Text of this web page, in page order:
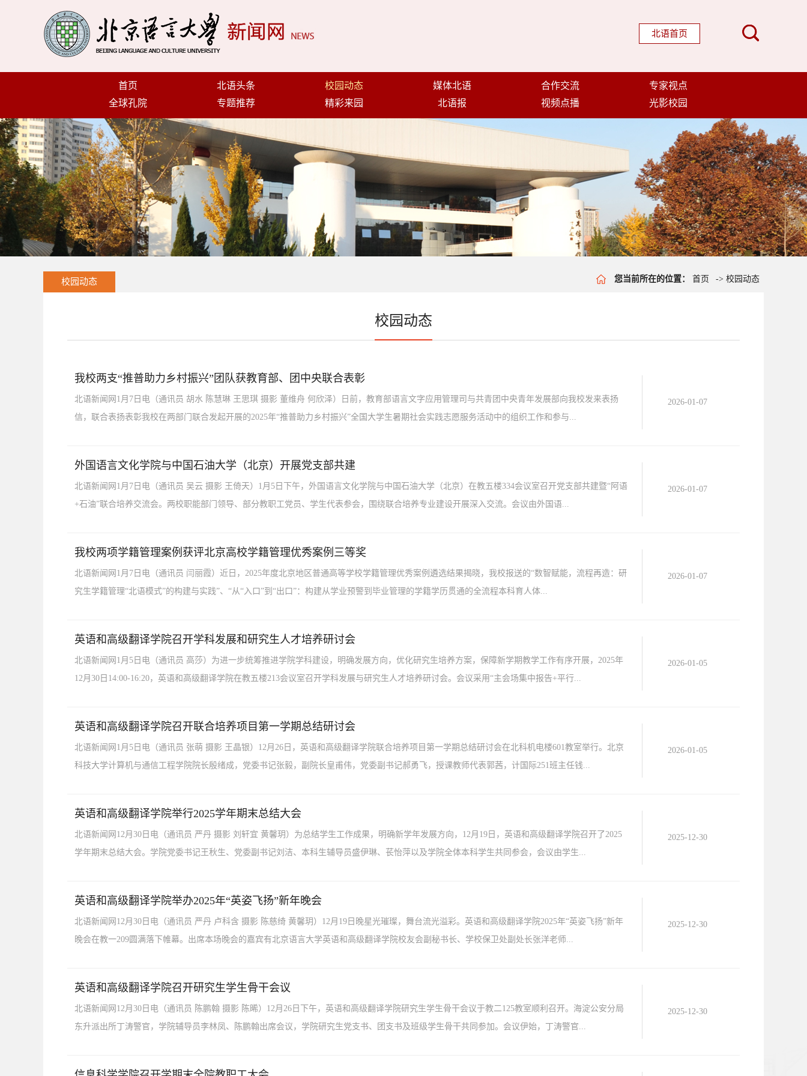
北语首页
首页 北语头条 校园动态 媒体北语 合作交流
专家视点
全球孔院
专题推荐 精彩来园 北语报 视频点播 光影校园
校园动态 您当前所在的位置： 首页 -> 校园动态
校园动态
我校两支“推普助力乡村振兴”团队获教育部、团中央联合表彰
北语新闻网1月7日电（通讯员 胡水 陈慧琳 王思琪 摄影 董维舟 何欣泽）日前，教育部语言文字应用管理司与共青团中央青年发展部向我校发来表扬
信，联合表扬表彰我校在两部门联合发起开展的2025年“推普助力乡村振兴”全国大学生暑期社会实践志愿服务活动中的组织工作和参与...
2026-01-07
外国语言文化学院与中国石油大学（北京）开展党支部共建
北语新闻网1月7日电（通讯员 吴云 摄影 王倚天）1月5日下午，外国语言文化学院与中国石油大学（北京）在教五楼334会议室召开党支部共建暨“阿语
+石油”联合培养交流会。两校职能部门领导、部分教职工党员、学生代表参会，围绕联合培养专业建设开展深入交流。会议由外国语...
2026-01-07
我校两项学籍管理案例获评北京高校学籍管理优秀案例三等奖
北语新闻网1月7日电（通讯员 闫丽霞）近日，2025年度北京地区普通高等学校学籍管理优秀案例遴选结果揭晓，我校报送的“数智赋能，流程再造：研
究生学籍管理“北语模式”的构建与实践”、“从“入口”到“出口”：构建从学业预警到毕业管理的学籍学历贯通的全流程本科育人体...
2026-01-07
英语和高级翻译学院召开学科发展和研究生人才培养研讨会
北语新闻网1月5日电（通讯员 高莎）为进一步统筹推进学院学科建设，明确发展方向，优化研究生培养方案，保障新学期教学工作有序开展，2025年
12月30日14:00-16:20，英语和高级翻译学院在教五楼213会议室召开学科发展与研究生人才培养研讨会。会议采用“主会场集中报告+平行...
2026-01-05
英语和高级翻译学院召开联合培养项目第一学期总结研讨会
北语新闻网1月5日电（通讯员 张萌 摄影 王晶银）12月26日，英语和高级翻译学院联合培养项目第一学期总结研讨会在北科机电楼601教室举行。北京
科技大学计算机与通信工程学院院长殷绪成，党委书记张毅，副院长皇甫伟，党委副书记郝勇飞，授课教师代表郭茜，计国际251班主任钱...
2026-01-05
英语和高级翻译学院举行2025学年期末总结大会
北语新闻网12月30日电（通讯员 严丹 摄影 刘轩宜 黄馨玥）为总结学生工作成果，明确新学年发展方向，12月19日，英语和高级翻译学院召开了2025
学年期末总结大会。学院党委书记王秋生、党委副书记刘洁、本科生辅导员盛伊琳、苌怡萍以及学院全体本科学生共同参会，会议由学生...
2025-12-30
英语和高级翻译学院举办2025年“英姿飞扬”新年晚会
北语新闻网12月30日电（通讯员 严丹 卢科含 摄影 陈慈绮 黄馨玥）12月19日晚星光璀璨，舞台流光溢彩。英语和高级翻译学院2025年“英姿飞扬”新年
晚会在教一209圆满落下帷幕。出席本场晚会的嘉宾有北京语言大学英语和高级翻译学院校友会副秘书长、学校保卫处副处长张洋老师...
2025-12-30
英语和高级翻译学院召开研究生学生骨干会议
北语新闻网12月30日电（通讯员 陈鹏翰 摄影 陈晞）12月26日下午，英语和高级翻译学院研究生学生骨干会议于教二125教室顺利召开。海淀公安分局
东升派出所丁涛警官，学院辅导员李林凤、陈鹏翰出席会议，学院研究生党支书、团支书及班级学生骨干共同参加。会议伊始，丁涛警官...
2025-12-30